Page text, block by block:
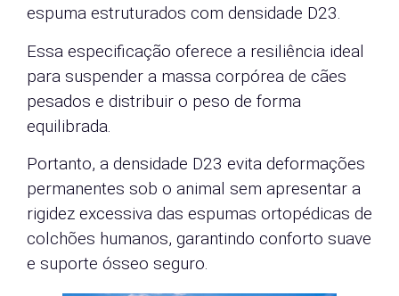
espuma estruturados com densidade D23.
Essa especificação oferece a resiliência ideal
para suspender a massa corpórea de cães
pesados e distribuir o peso de forma
equilibrada.
Portanto, a densidade D23 evita deformações
permanentes sob o animal sem apresentar a
rigidez excessiva das espumas ortopédicas de
colchões humanos, garantindo conforto suave
e suporte ósseo seguro.